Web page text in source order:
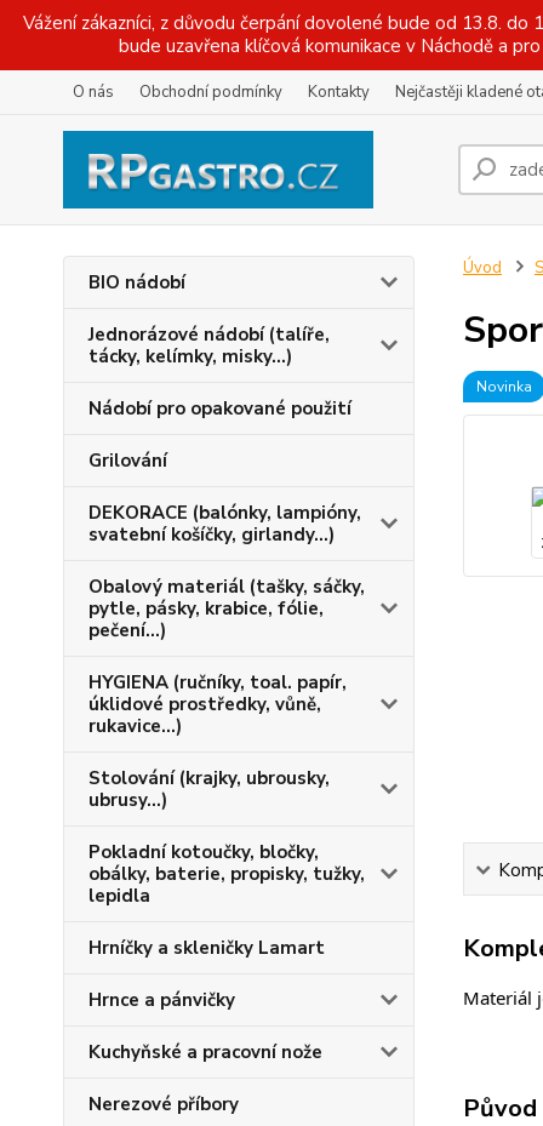
Vážení zákazníci, z důvodu čerpání dovolené bude od 13.8.
bude uzavřena klíčová komunikace v Náchodě a
O nás Obchodní podmínky Kontakty Nejčastěji kladené
BIO nádobí
Jednorázové nádobí (talíře,
tácky, kelímky, misky...)
Nádobí pro opakované použití
Grilování
DEKORACE (balónky, lampióny,
svatební košíčky, girlandy...)
Obalový materiál (tašky, sáčky,
pytle, pásky, krabice, fólie,
pečení...)
HYGIENA (ručníky, toal. papír,
úklidové prostředky, vůně,
rukavice...)
Stolování (krajky, ubrousky,
ubrusy...)
Pokladní kotoučky, bločky,
obálky, baterie, propisky, tužky,
lepidla
Hrníčky a skleničky Lamart
Hrnce a pánvičky
Kuchyňské a pracovní nože
Nerezové příbory
Úvod
Novinka
Materiál